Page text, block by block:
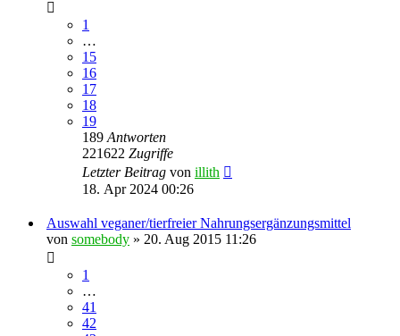
1
…
15
16
17
18
19
189 Antworten
221622 Zugriffe
Letzter Beitrag von illith
18. Apr 2024 00:26
Auswahl veganer/tierfreier Nahrungsergänzungsmittel
von somebody » 20. Aug 2015 11:26
1
…
41
42